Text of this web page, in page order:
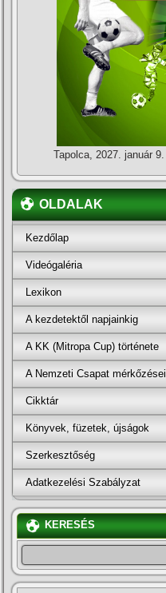
Tapolca, 2027. január 9.
OLDALAK
Kezdőlap
Videógaléria
Lexikon
A kezdetektől napjainkig
A KK (Mitropa Cup) története
A Nemzeti Csapat mérkőzései
Cikktár
Könyvek, füzetek, újságok
Szerkesztőség
Adatkezelési Szabályzat
KERESÉS